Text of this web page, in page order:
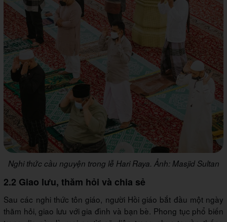
Nghi thức cầu nguyện trong lễ Hari Raya. Ảnh: Masjid Sultan
2.2 Giao lưu, thăm hỏi và chia sẻ
Sau các nghi thức tôn giáo, người Hồi giáo bắt đầu một ngày
thăm hỏi, giao lưu với gia đình và bạn bè. Phong tục phổ biến